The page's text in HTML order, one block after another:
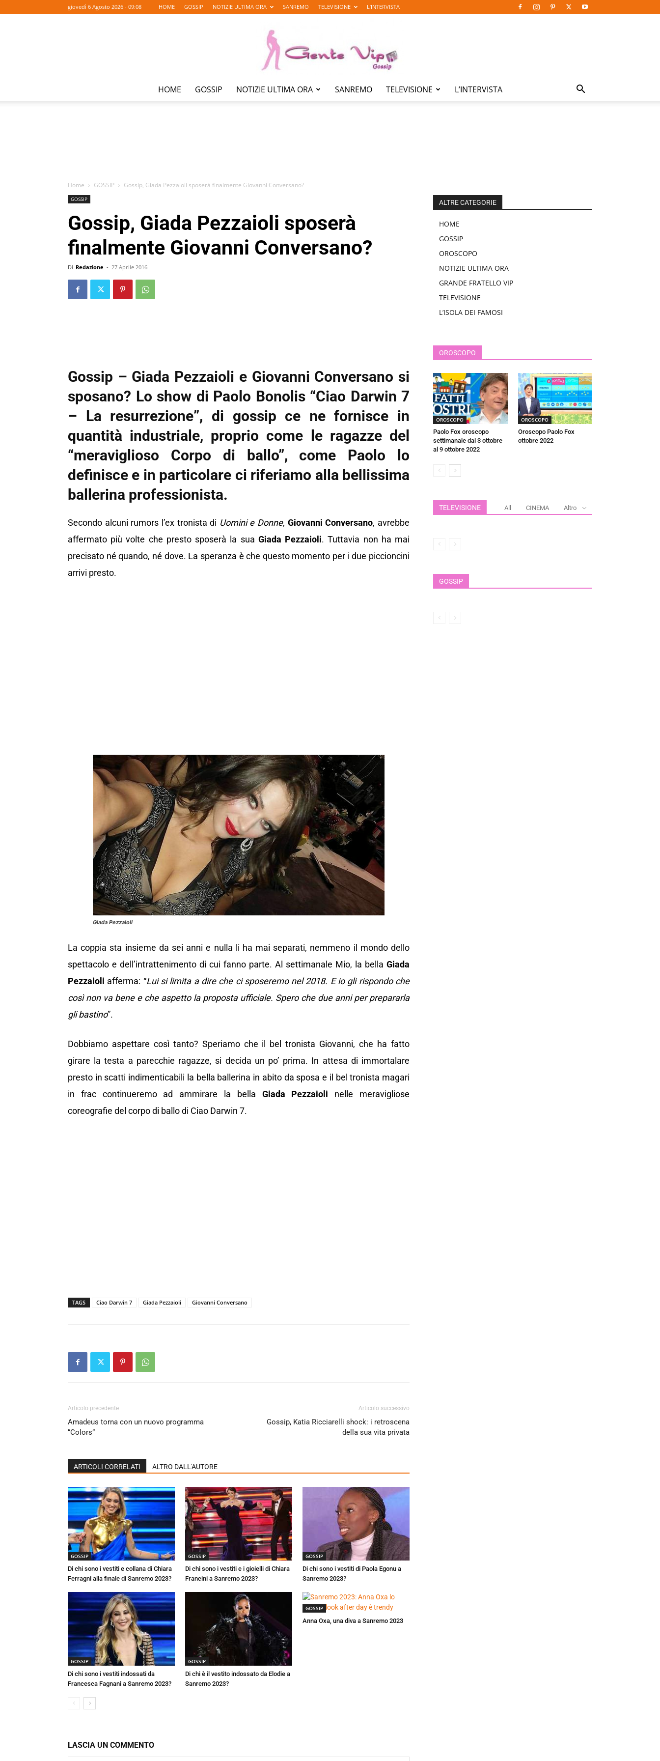
giovedì 6 Agosto 2026 - 09:08 HOME GOSSIP NOTIZIE ULTIMA ORA SANREMO TELEVISIONE L’INTERVISTA
HOME GOSSIP NOTIZIE ULTIMA ORA SANREMO TELEVISIONE L’INTERVISTA
Home GOSSIP Gossip, Giada Pezzaioli sposerà finalmente Giovanni Conversano?
GOSSIP
Gossip, Giada Pezzaioli sposerà
finalmente Giovanni Conversano?
Di Redazione - 27 Aprile 2016
Gossip – Giada Pezzaioli e Giovanni Conversano si
sposano? Lo show di Paolo Bonolis “Ciao Darwin 7
– La resurrezione”, di gossip ce ne fornisce in
quantità industriale, proprio come le ragazze del
“meraviglioso Corpo di ballo”, come Paolo lo
definisce e in particolare ci riferiamo alla bellissima
ballerina professionista.
Secondo alcuni rumors l’ex tronista di Uomini e Donne, Giovanni Conversano, avrebbe
affermato più volte che presto sposerà la sua Giada Pezzaioli. Tuttavia non ha mai
precisato né quando, né dove. La speranza è che questo momento per i due piccioncini
arrivi presto.
Giada Pezzaioli
La coppia sta insieme da sei anni e nulla li ha mai separati, nemmeno il mondo dello
spettacolo e dell’intrattenimento di cui fanno parte. Al settimanale Mio, la bella Giada
Pezzaioli afferma: “Lui si limita a dire che ci sposeremo nel 2018. E io gli rispondo che
così non va bene e che aspetto la proposta ufficiale. Spero che due anni per prepararla
gli bastino”.
Dobbiamo aspettare così tanto? Speriamo che il bel tronista Giovanni, che ha fatto
girare la testa a parecchie ragazze, si decida un po’ prima. In attesa di immortalare
presto in scatti indimenticabili la bella ballerina in abito da sposa e il bel tronista magari
in frac continueremo ad ammirare la bella Giada Pezzaioli nelle meravigliose
coreografie del corpo di ballo di Ciao Darwin 7.
TAGS Ciao Darwin 7 Giada Pezzaioli Giovanni Conversano
Articolo precedente
Amadeus torna con un nuovo programma
“Colors”
Articolo successivo
Gossip, Katia Ricciarelli shock: i retroscena
della sua vita privata
ARTICOLI CORRELATI ALTRO DALL'AUTORE
GOSSIP
Di chi sono i vestiti e collana di Chiara
Ferragni alla finale di Sanremo 2023?
GOSSIP
Di chi sono i vestiti e i gioielli di Chiara
Francini a Sanremo 2023?
GOSSIP
Di chi sono i vestiti di Paola Egonu a
Sanremo 2023?
GOSSIP
Di chi sono i vestiti indossati da
Francesca Fagnani a Sanremo 2023?
GOSSIP
Di chi è il vestito indossato da Elodie a
Sanremo 2023?
GOSSIP
Anna Oxa, una diva a Sanremo 2023
LASCIA UN COMMENTO
ALTRE CATEGORIE
HOME
GOSSIP
OROSCOPO
NOTIZIE ULTIMA ORA
GRANDE FRATELLO VIP
TELEVISIONE
L’ISOLA DEI FAMOSI
OROSCOPO
OROSCOPO
Paolo Fox oroscopo
settimanale dal 3 ottobre
al 9 ottobre 2022
OROSCOPO
Oroscopo Paolo Fox
ottobre 2022
TELEVISIONE All CINEMA Altro
GOSSIP